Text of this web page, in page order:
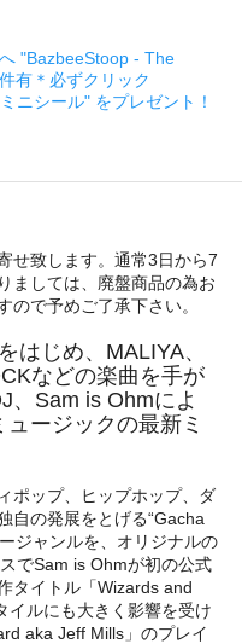
"BazbeeStoop - The
有＊必ずクリック
ニシール" をプレゼント！
せ致します。通常3日から7
ましては、廃盤商品の為お
ので予めご了承下さい。
はじめ、MALIYA、
などの楽曲を手が
、Sam is Ohmによ
ージックの最新ミ
ポップ、ヒップホップ、ダ
自の発展をとげる“Gacha
ジャンルを、オリジナルの
でSam is Ohmが初の公式
タイトル「Wizards and
イルにも大きく影響を受け
aka Jeff Mills」のプレイ